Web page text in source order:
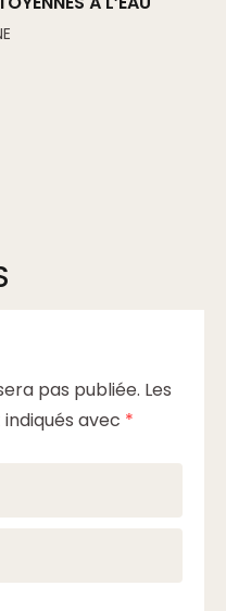
pas publiée. Les
avec *